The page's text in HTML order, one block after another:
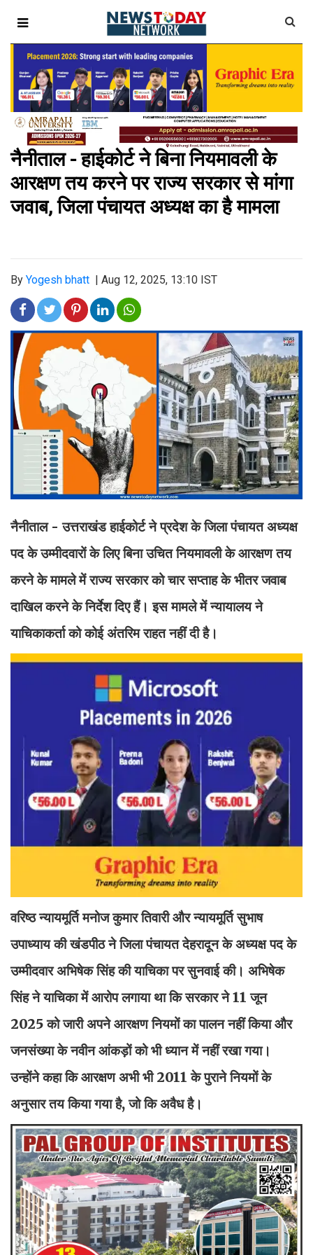
नैनीताल - हाईकोर्ट ने बिना नियमावली के
आरक्षण तय करने पर राज्य सरकार से मांगा
जवाब, जिला पंचायत अध्यक्ष का है मामला
By Yogesh bhatt Aug 12, 2025, 13:10 IST
नैनीताल - उत्तराखंड हाईकोर्ट ने प्रदेश के जिला पंचायत अध्यक्ष
पद के उम्मीदवारों के लिए बिना उचित नियमावली के आरक्षण तय
करने के मामले में राज्य सरकार को चार सप्ताह के भीतर जवाब
दाखिल करने के निर्देश दिए हैं। इस मामले में न्यायालय ने
याचिकाकर्ता को कोई अंतरिम राहत नहीं दी है।
वरिष्ठ न्यायमूर्ति मनोज कुमार तिवारी और न्यायमूर्ति सुभाष
उपाध्याय की खंडपीठ ने जिला पंचायत देहरादून के अध्यक्ष पद के
उम्मीदवार अभिषेक सिंह की याचिका पर सुनवाई की। अभिषेक
सिंह ने याचिका में आरोप लगाया था कि सरकार ने 11 जून
2025 को जारी अपने आरक्षण नियमों का पालन नहीं किया और
जनसंख्या के नवीन आंकड़ों को भी ध्यान में नहीं रखा गया।
उन्होंने कहा कि आरक्षण अभी भी 2011 के पुराने नियमों के
अनुसार तय किया गया है, जो कि अवैध है।